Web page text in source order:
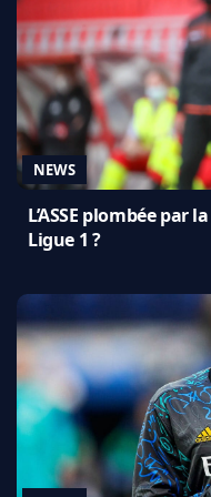
NEWS
L’ASSE plombée par
Ligue 1 ?